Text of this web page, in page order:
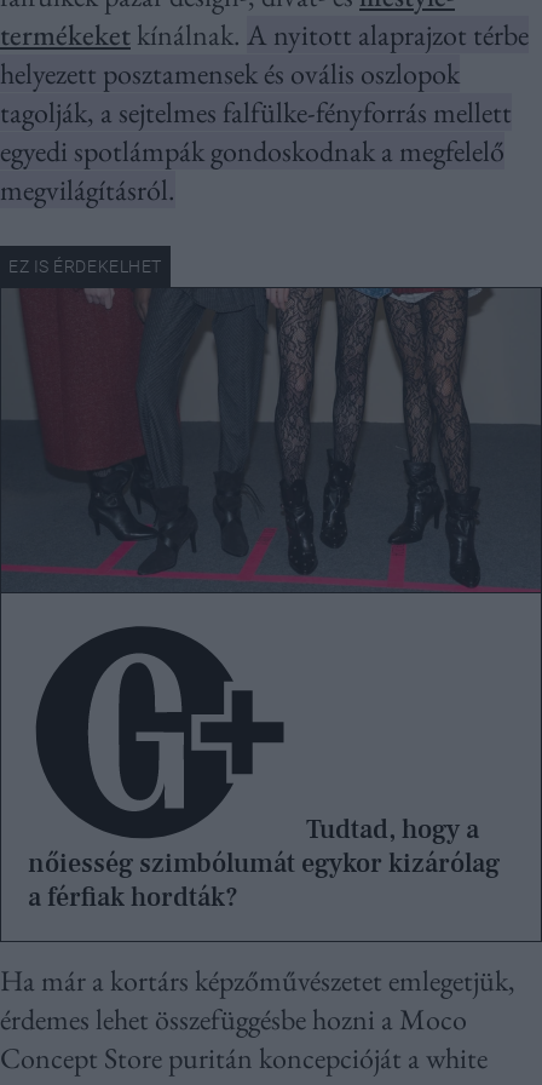
termékeketkínálnak. A nyitott alaprajzot térbe
helyezett posztamensek és ovális oszlopok
tagolják, a sejtelmes falfülke-fényforrás mellett
egyedi spotlámpák gondoskodnak a megfelelő
megvilágításról.
nőiesség szimbólumát egykor kizárólag
a férfiak hordták?
Ha már a kortárs képzőművészetet emlegetjük,
érdemes lehet összefüggésbe hozni a Moco
Concept Store puritán koncepcióját a white